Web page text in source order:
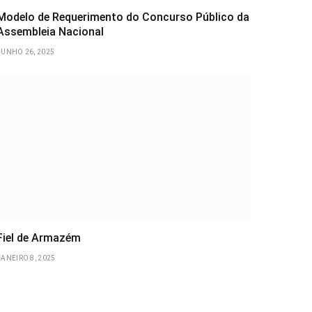
de Requerimento do Concurso Público da
Nacional
26, 2025
de Armazém
8, 2025